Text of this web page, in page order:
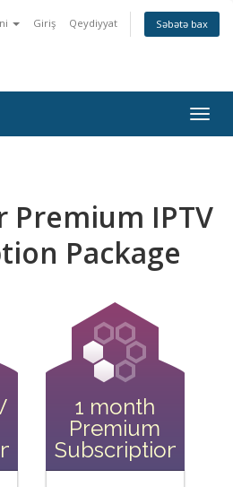
Giriş Qeydiyyat Səbətə bax
keçid
Premium IPTV
Package
1 month
Premium
Subscription